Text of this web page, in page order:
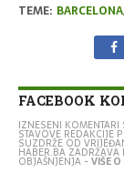
TEME: BARCELONA,
FACEBOOK
IZNESENI KOMENTARI
STAVOVE REDAKCIJE
SUZDRŽE OD
HABER.BA ZADRŽAVA
OBJAŠNJENJA -VIŠE